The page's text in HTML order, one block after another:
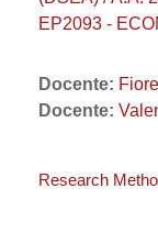
EP2093 -
Docente:
Docente:
Research